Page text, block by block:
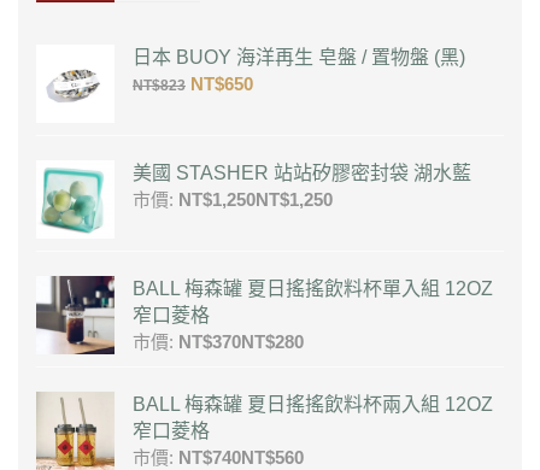
日本 BUOY 海洋再生 皂盤 / 置物盤 (黑)
NT$823 NT$650
美國 STASHER 站站矽膠密封袋 湖水藍
市價: NT$1,250NT$1,250
BALL 梅森罐 夏日搖搖飲料杯單入組 12OZ
窄口菱格
市價: NT$370NT$280
BALL 梅森罐 夏日搖搖飲料杯兩入組 12OZ
窄口菱格
市價: NT$740NT$560